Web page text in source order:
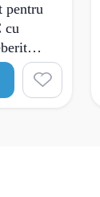
pentru
cu